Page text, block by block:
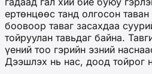
ертөнцөөс танд олгосон
боовоор таваг засахдаа
тойруулан тавьдаг байна.
үений тоо гэрийн эзний
Дээшлэх нь нас, доод тойрог